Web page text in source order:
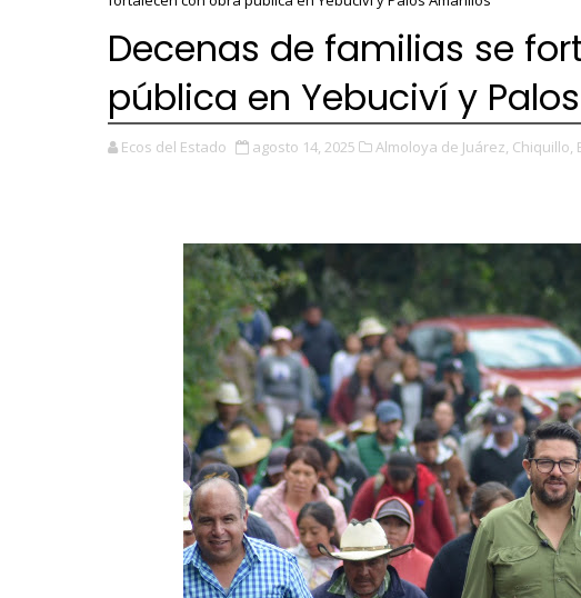
Decenas de familias se
pública en Yebuciví y
Ecos del Estado agosto 14, 2025 Almoloya de Juárez, Chiquillo,